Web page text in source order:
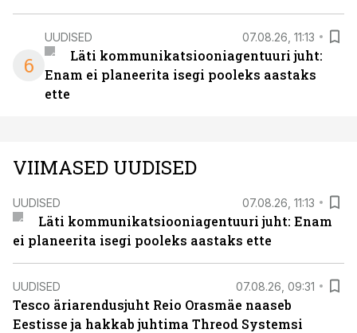
6
UUDISED 07.08.26, 11:13
Läti kommunikatsiooniagentuuri juht:
Enam ei planeerita isegi pooleks aastaks
ette
VIIMASED UUDISED
UUDISED 07.08.26, 11:13
Läti kommunikatsiooniagentuuri juht: Enam
ei planeerita isegi pooleks aastaks ette
UUDISED 07.08.26, 09:31
Tesco äriarendusjuht Reio Orasmäe naaseb
Eestisse ja hakkab juhtima Threod Systemsi